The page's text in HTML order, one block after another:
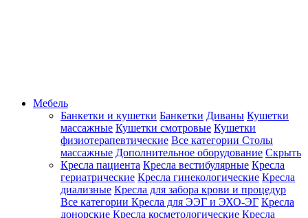
Мебель
Банкетки и кушетки Банкетки Диваны Кушетки
массажные Кушетки смотровые Кушетки
физиотерапевтические Все категории Столы
массажные Дополнительное оборудование Скрыть
Кресла пациента Кресла вестибулярные Кресла
гериатрические Кресла гинекологические Кресла
диализные Кресла для забора крови и процедур
Все категории Кресла для ЭЭГ и ЭХО-ЭГ Кресла
донорские Кресла косметологические Кресла